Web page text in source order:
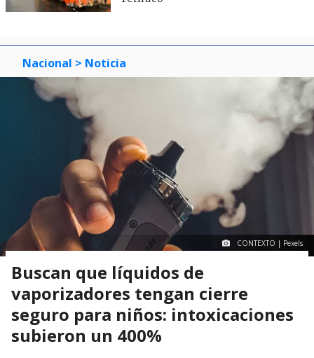
Nacional > Noticia
CONTEXTO | Pexels
Buscan que líquidos de
vaporizadores tengan cierre
seguro para niños: intoxicaciones
subieron un 400%